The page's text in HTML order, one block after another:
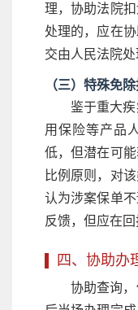
理，协助法院
处理的，应在
交由人民法院处
（三）特殊免
鉴于重大
用保险等产品
低，但潜在可
比例原则，对
认为涉案保单
反馈，但应在回
四、协助办
协助查询